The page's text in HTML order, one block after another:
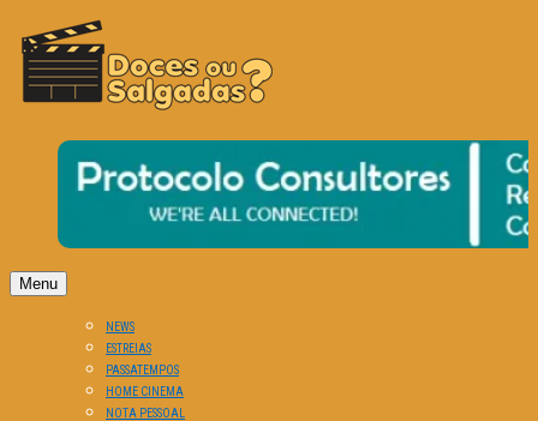
DOCES OU SALGADAS?
O Cinema? Uma Paixão!!
Menu
NEWS
ESTREIAS
PASSATEMPOS
HOME CINEMA
NOTA PESSOAL